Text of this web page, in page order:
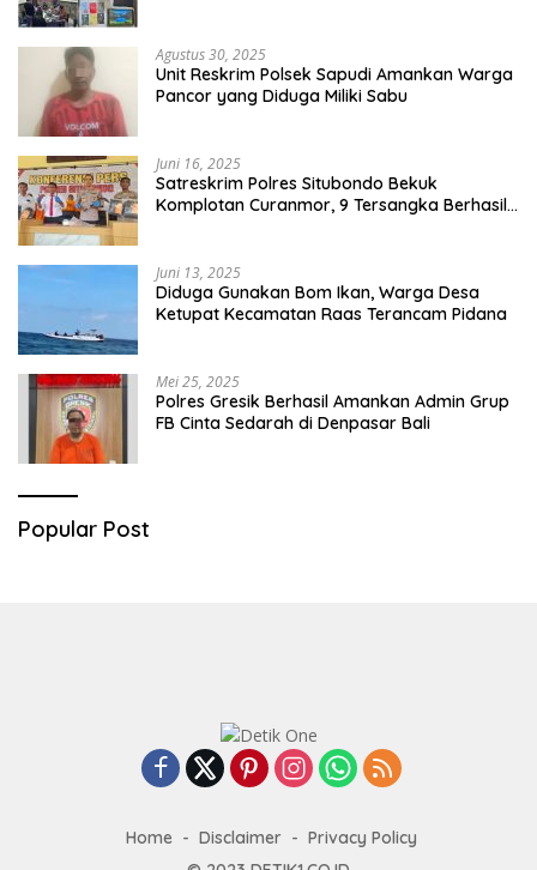
Agustus 30, 2025
Unit Reskrim Polsek Sapudi Amankan Warga
Pancor yang Diduga Miliki Sabu
Juni 16, 2025
Satreskrim Polres Situbondo Bekuk
Komplotan Curanmor, 9 Tersangka Berhasil
Juni 13, 2025
Diduga Gunakan Bom Ikan, Warga Desa
Ketupat Kecamatan Raas Terancam Pidana
Mei 25, 2025
Polres Gresik Berhasil Amankan Admin Grup
FB Cinta Sedarah di Denpasar Bali
Popular Post
Home Disclaimer
Privacy Policy